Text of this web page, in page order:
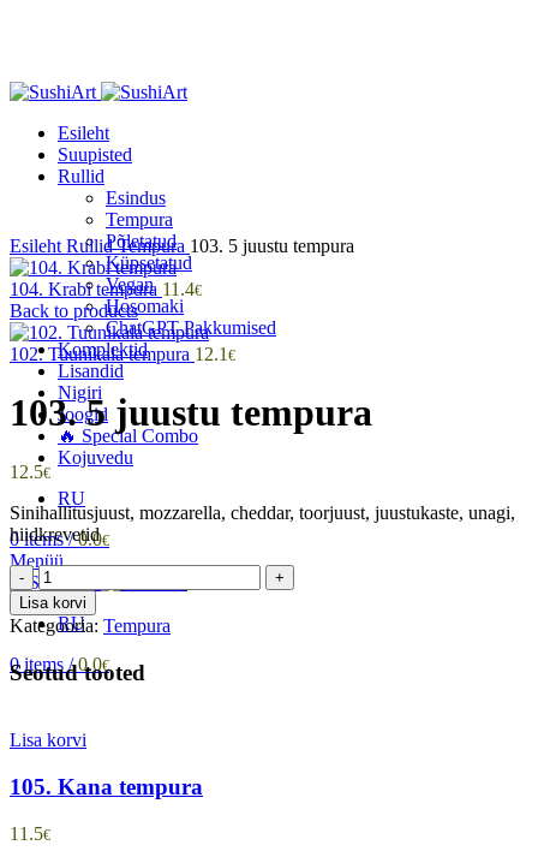
Esileht
Suupisted
Rullid
Esindus
Tempura
Põletatud
Küpsetatud
Vegan
Hosomaki
ChatGPT Pakkumised
Komplektid
Lisandid
Nigiri
Joogid
🔥 Special Combo
Kojuvedu
RU
0items / 0.0€
Menüü
RU
0items / 0.0€
Click to enlarge
Esileht RullidTempura 103. 5 juustu tempura
104. Krabi tempura 11.4€
Back to products
102. Tuunikala tempura 12.1 €
103. 5 juustu tempura
12.5€
Sinihallitusjuust, mozzarella, cheddar, toorjuust, juustukaste, unagi,
hiidkrevetid
103.
5
juustu
tempura
kogus
Lisa korvi
Kategooria: Tempura
Seotud tooted
Lisa korvi
105. Kana tempura
11.5€